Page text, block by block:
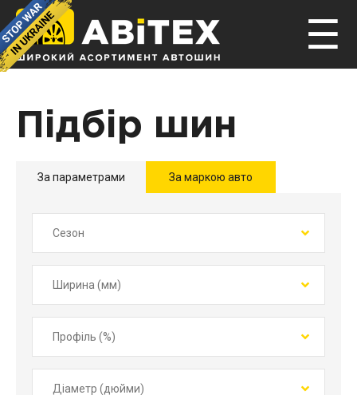
☰
Підбір шин
За параметрами За маркою авто